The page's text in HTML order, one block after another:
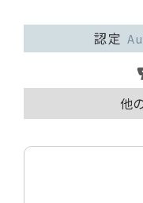
認定
他